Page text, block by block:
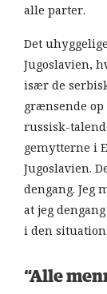
alle parter.
Det
Jugoslavien,
især de
grænsende op
russisk-
gemytterne i
Jugoslavien.
dengang. Jeg
at jeg
i den situation.
“Alle